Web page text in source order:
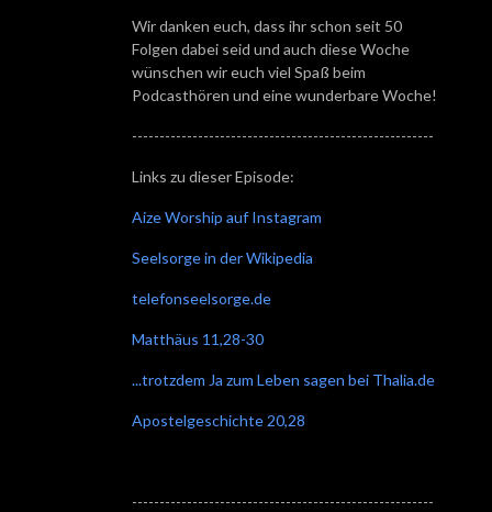
Wir danken euch, dass ihr schon seit 50
Folgen dabei seid und auch diese Woche
wünschen wir euch viel Spaß beim
Podcasthören und eine wunderbare Woche!
-------------------------------------------------------
Links zu dieser Episode:
Aize Worship auf Instagram
Seelsorge in der Wikipedia
telefonseelsorge.de
Matthäus 11,28-30
...trotzdem Ja zum Leben sagen bei Thalia.de
Apostelgeschichte 20,28
-------------------------------------------------------